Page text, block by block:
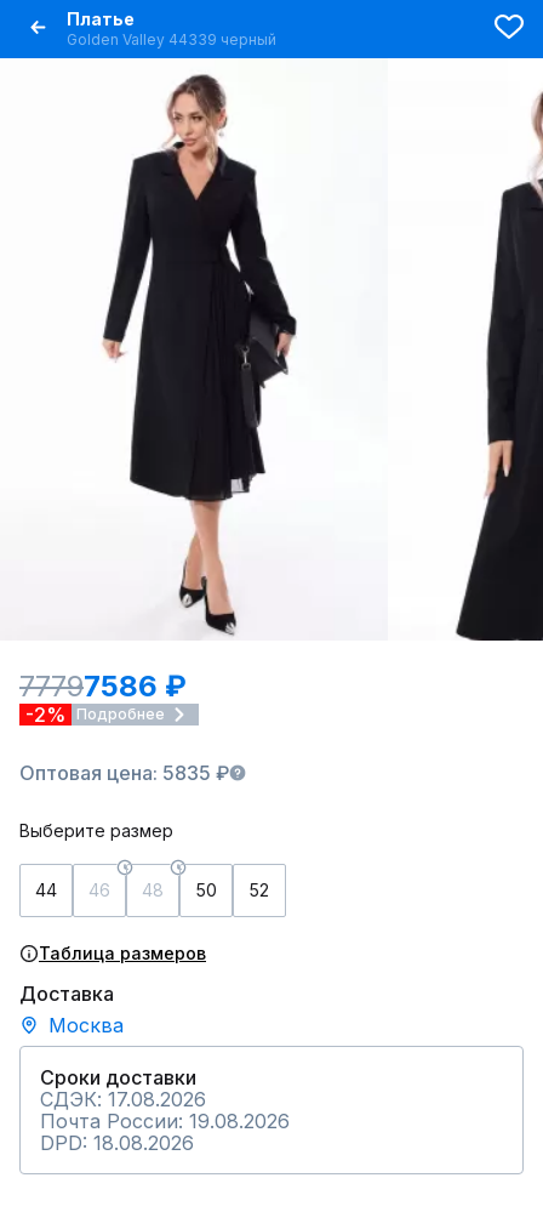
Платье
Golden Valley 44339 черный
77797586 ₽
-2% Подробнее
Оптовая цена: 5835 ₽
Выберите размер
44 46 48 50 52
Таблица размеров
Доставка
Москва
Сроки доставки
СДЭК: 17.08.2026
Почта России: 19.08.2026
DPD: 18.08.2026